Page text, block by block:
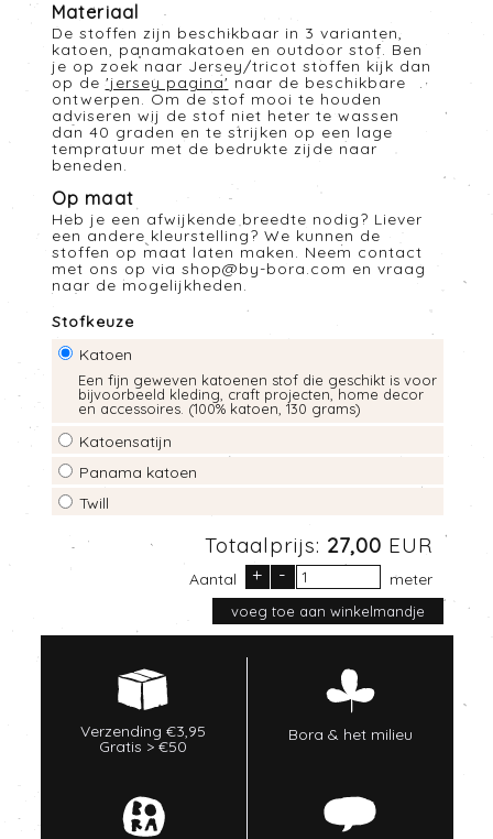
Materiaal
De stoffen zijn beschikbaar in 3 varianten,
katoen, panamakatoen en outdoor stof. Ben
je op zoek naar Jersey/tricot stoffen kijk dan
op de 'jersey pagina' naar de beschikbare
ontwerpen. Om de stof mooi te houden
adviseren wij de stof niet heter te wassen
dan 40 graden en te strijken op een lage
tempratuur met de bedrukte zijde naar
beneden.
Op maat
Heb je een afwijkende breedte nodig? Liever
een andere kleurstelling? We kunnen de
stoffen op maat laten maken. Neem contact
met ons op via shop@by-bora.com en vraag
naar de mogelijkheden.
Stofkeuze
Katoen
Een fijn geweven katoenen stof die geschikt is voor
bijvoorbeeld kleding, craft projecten, home decor
en accessoires. (100% katoen, 130 grams)
Katoensatijn
Panama katoen
Twill
Totaalprijs: 27,00 EUR
Aantal + - meter
Verzending €3,95
Gratis > €50
Bora & het milieu